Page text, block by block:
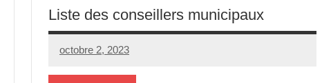
Liste des conseillers municipaux
octobre 2, 2023
Yoto
2
Aucun
commentaire